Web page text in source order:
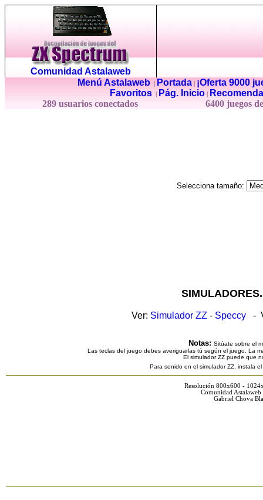
Comunidad Astalaweb
Menú Astalaweb| Portada|
¡Oferta 9000
Favoritos
Pág. Inicio
289 usuarios conectados
6400 juegos
Selecciona tamaño:
Ver: Simulador ZZ - Speccy -
Notas: Sitúate sobre el
Las teclas del juego debes averiguarlas tú según el juego. La
El simulador ZZ puede que
Para sonido en el simulador ZZ, instala
Resolución 800x600 -
Comunidad
Gabriel Chova